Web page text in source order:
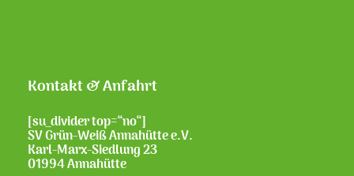
Kontakt & Anfahrt
[su_divider top=“no“]
SV Grün-Weiß Annahütte e.V.
Karl-Marx-Siedlung 23
01994 Annahütte